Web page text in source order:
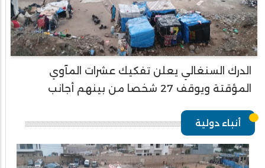
الدرك السنغالي يعلن تفكيك عشرات المآوي
المؤقتة ويوقف 27 شخصا من بينهم أجانب
أنباء دولية